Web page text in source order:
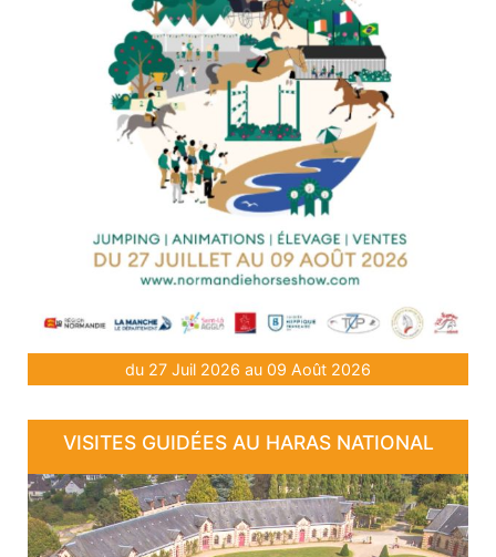
du 27 Juil 2026 au 09 Août 2026
VISITES GUIDÉES AU HARAS NATIONAL